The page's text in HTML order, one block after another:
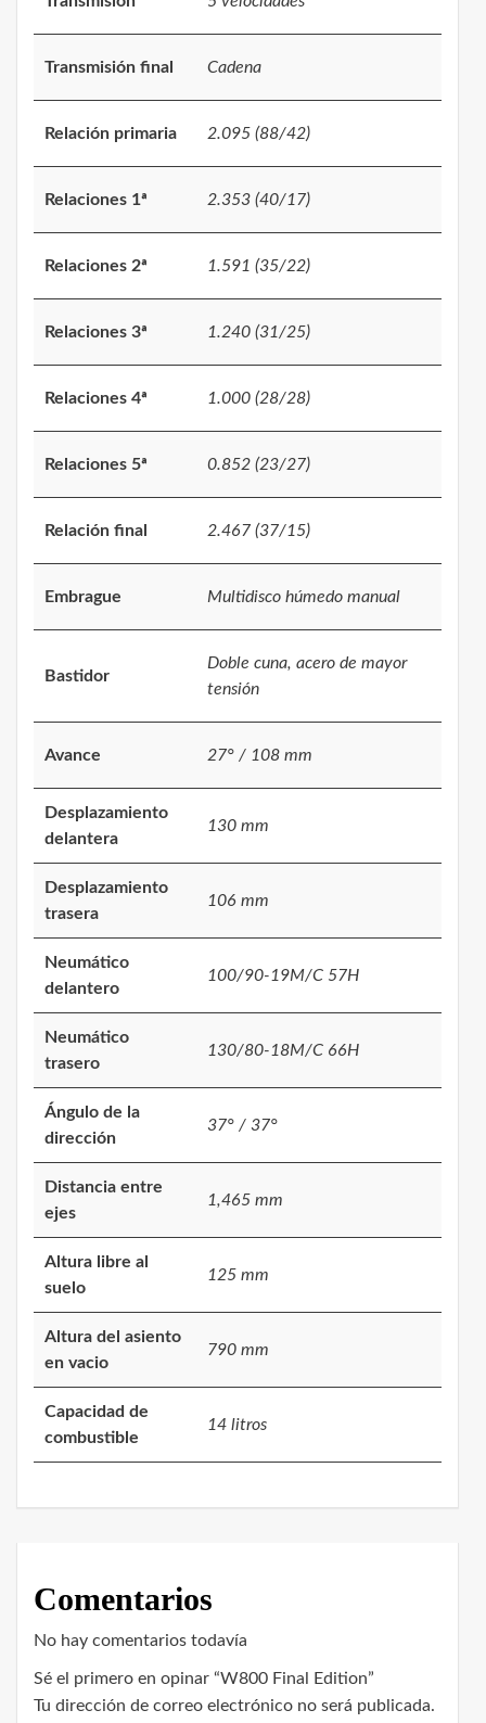
Transmisión final Cadena
Relación primaria 2.095 (88/42)
Relaciones 1ª 2.353 (40/17)
Relaciones 2ª 1.591 (35/22)
Relaciones 3ª 1.240 (31/25)
Relaciones 4ª 1.000 (28/28)
Relaciones 5ª 0.852 (23/27)
Relación final 2.467 (37/15)
Embrague Multidisco húmedo manual
Bastidor
Doble cuna, acero de mayor
tensión
Avance 27° / 108 mm
Desplazamiento
delantera
130 mm
Desplazamiento
trasera
106 mm
Neumático
delantero
100/90-19M/C 57H
Neumático
trasero
130/80-18M/C 66H
Ángulo de la
dirección
37° / 37°
Distancia entre
ejes
1,465 mm
Altura libre al
suelo
125 mm
Altura del asiento
en vacio
790 mm
Capacidad de
combustible
14 litros
Comentarios
No hay comentarios todavía
Sé el primero en opinar “W800 Final Edition”
Tu dirección de correo electrónico no será publicada.